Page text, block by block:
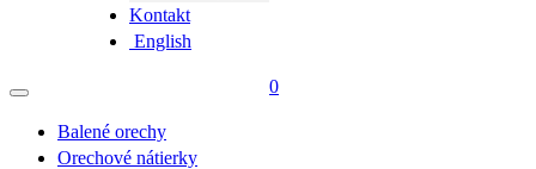
Kontakt
English
Balené orechy
Orechové nátierky
0